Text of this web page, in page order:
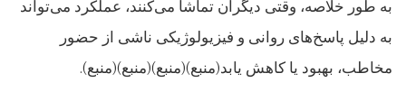
به طور خلاصه، وقتی دیگران تماشا می‌کنند، عملکرد می‌تواند
به دلیل پاسخ‌های روانی و فیزیولوژیکی ناشی از حضور
مخاطب، بهبود یا کاهش یابد(منبع)(منبع)(منبع)(منبع).